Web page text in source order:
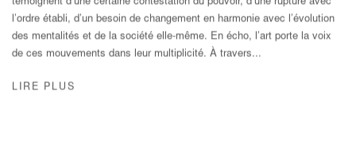
l’ordre établi, d’un besoin de changement en harmonie avec l’évolution
des mentalités et de la société elle-même. En écho, l’art porte la voix
de ces mouvements dans leur multiplicité. À travers...
LIRE PLUS